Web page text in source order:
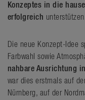
Konzeptes in die
erfolgreich
Die neue Konzept-Idee
Farbwahl sowie
nahbare Ausrichtung
war dies erstmals auf
Nürnberg, auf der